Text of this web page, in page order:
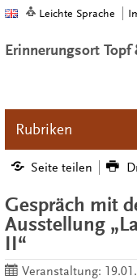
Leichte Sprache
Erinnerungsort Topf
Rubriken
Seite teilen
Gespräch mit
Ausstellung
II“
Veranstaltung: